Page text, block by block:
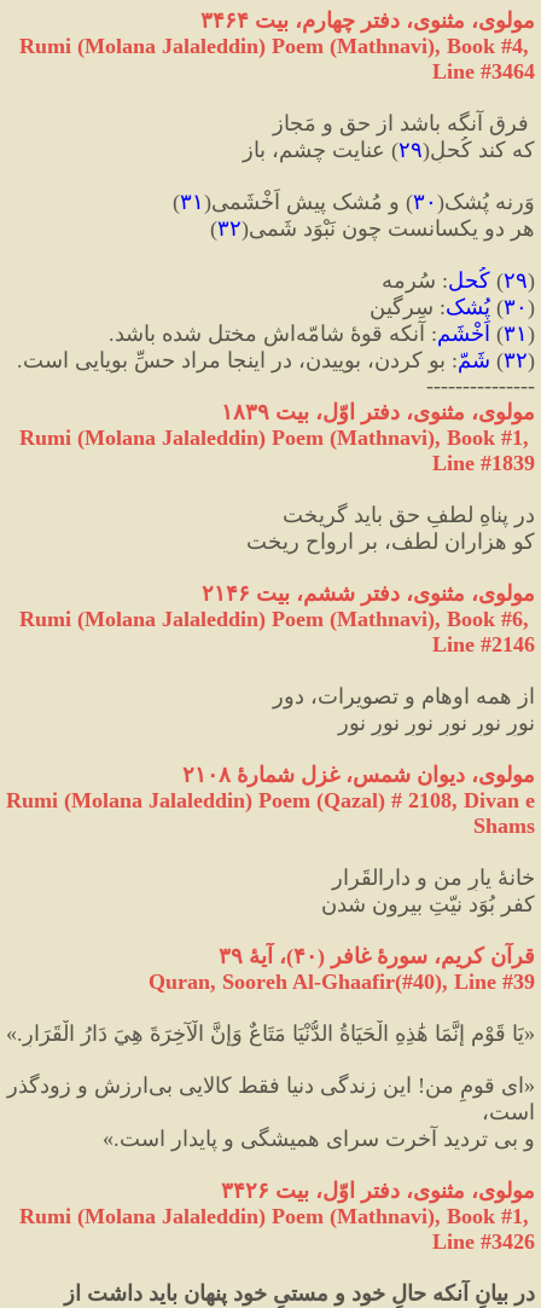
مولوی، مثنوی، دفتر چهارم، بیت ۳۴۶۴
Rumi (Molana Jalaleddin) Poem (Mathnavi), Book #4,
Line #3464
فرق آنگه باشد از حق و مَجاز
که کند کُحلِ(۲۹) عنایت چشم، باز
وَرنه پُشک( ۳۰) و مُشک پیشِ اَخْشَمی(۳۱)
هر دو یکسانست چون نَبْوَد شَمی(۳۲)
(۲۹) كُحل: سُرمه
( ۳۰) پُشک: سِرگین
(۳۱) اَخْشَم: آنكه قوهٔ شامّه‌اش مختل شده باشد.
(۳۲) شَمّ: بو کردن، بوییدن، در اینجا مراد حسِّ بویایی است.
---------------
مولوی، مثنوی، دفتر اوّل، بیت ۱۸۳۹
Rumi (Molana Jalaleddin) Poem (Mathnavi), Book #1,
Line #1839
در پناهِ لطفِ حق باید گریخت
کو هزاران لطف، بر ارواح ریخت
مولوی، مثنوی، دفتر ششم، بیت ۲۱۴۶
Rumi (Molana Jalaleddin) Poem (Mathnavi), Book #6,
Line #2146
از همه اوهام و تصویرات، دور
نورِ نورِ نورِ نورِ نورِ نور
مولوی، دیوان شمس، غزل شمارهٔ ۲۱۰۸
Rumi (Molana Jalaleddin) Poem (Qazal) # 2108, Divan e
Shams
خانهٔ یارِ من و دارالقَرار
کفر بُوَد نیّتِ بیرون شدن
قرآن کریم، سورۀ غافر ( ۴ ۰ )، آیۀ ٣٩
Quran, Sooreh Al-Ghaafir(#40), Line #39
«يَا قَوْمِ إِنَّمَا هَٰذِهِ الْحَيَاةُ الدُّنْيَا مَتَاعٌ وَإِنَّ الْآخِرَةَ هِيَ دَارُ الْقَرَارِ.»
«ای قومِ من!
است،
و بی تردید آخرت سرای همیشگی و پایدار است.»
مولوی، مثنوی، دفتر اوّل، بیت ۳۴۲۶
Rumi (Molana Jalaleddin) Poem (Mathnavi), Book #1,
Line #3426